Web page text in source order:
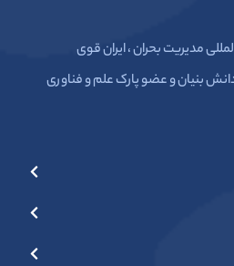
مدیریت بحران ، ایران قوی
بنیان و عضو پارک علم و فناوری